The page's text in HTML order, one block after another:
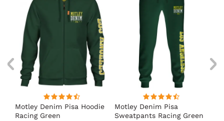
Motley Denim Pisa Hoodie
Racing Green
Motley Denim Pisa
Sweatpants Racing Green